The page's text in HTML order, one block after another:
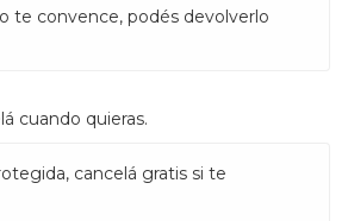
te convence, podés devolverlo
cuando quieras.
cancelá gratis si te